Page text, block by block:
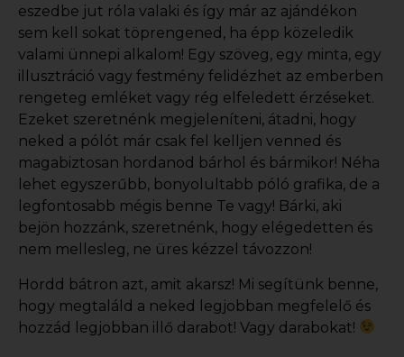
eszedbe jut róla valaki és így már az ajándékon
sem kell sokat töprengened, ha épp közeledik
valami ünnepi alkalom! Egy szöveg, egy minta, egy
illusztráció vagy festmény felidézhet az emberben
rengeteg emléket vagy rég elfeledett érzéseket.
Ezeket szeretnénk megjeleníteni, átadni, hogy
neked a pólót már csak fel kelljen venned és
magabiztosan hordanod bárhol és bármikor! Néha
lehet egyszerűbb, bonyolultabb póló grafika, de a
legfontosabb mégis benne Te vagy! Bárki, aki
bejön hozzánk, szeretnénk, hogy elégedetten és
nem mellesleg, ne üres kézzel távozzon!
Hordd bátron azt, amit akarsz! Mi segítünk benne,
hogy megtaláld a neked legjobban megfelelő és
hozzád legjobban illő darabot! Vagy darabokat!